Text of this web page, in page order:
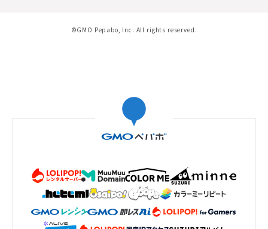
©GMO Pepabo, Inc. All rights reserved.